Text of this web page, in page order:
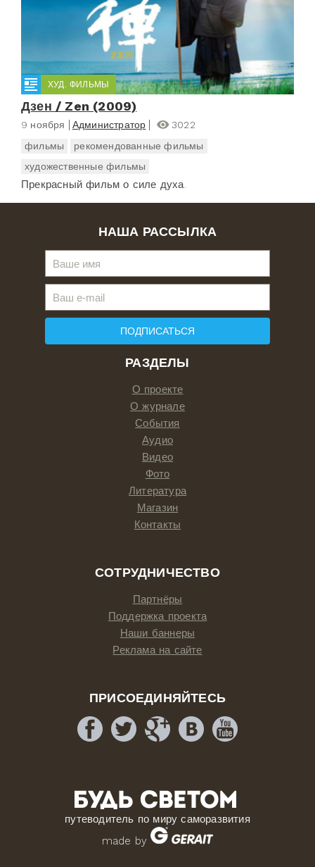
ХУД. ФИЛЬМЫ
Дзен / Zen (2009)
9 ноября Администратор
3022
фильмы
рекомендованные фильмы
художественные фильмы
Прекрасный фильм о силе духа.
РАЗДЕЛЫ
О проекте
О журнале
События
Аудио
Видео
Фото
Литература
Магазин
Контакты
СОТРУДНИЧЕСТВО
Партнёры
Поддержка проекта
Наши баннеры
Реклама на сайте
ПРИСОЕДИНЯЙТЕСЬ
путеводитель по миру саморазвития
made by
НАША РАССЫЛКА
ПОДПИСАТЬСЯ